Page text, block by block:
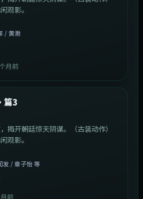
观影。
/ 黄渤
月前
篇3
揭开朝廷惊天阴谋。（古装动作）
观影。
发 / 章子怡 等
前